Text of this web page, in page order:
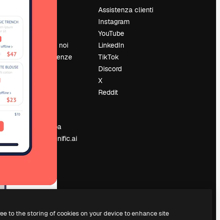
Lavora con noi
Cerca tendenze
Sala stampa
Cerchi magnific.ai
Assistenza clienti
Instagram
YouTube
LinkedIn
TikTok
Discord
X
Reddit
to the storing of cookies on your device to enhance site